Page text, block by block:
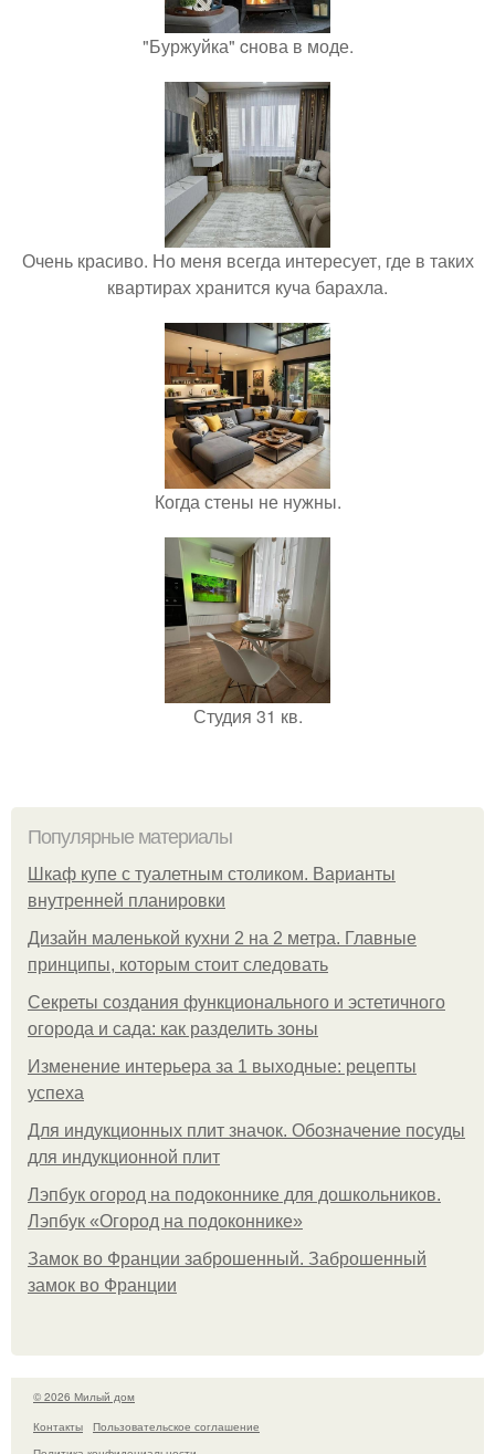
"Буржуйка" cнова в моде.
Очень красиво. Но меня всегда интересует, где в таких
квартирах хранится куча барахла.
Когда стены не нужны.
Студия 31 кв.
Популярные материалы
Шкаф купе с туалетным столиком. Варианты
внутренней планировки
Дизайн маленькой кухни 2 на 2 метра. Главные
принципы, которым стоит следовать
Секреты создания функционального и эстетичного
огорода и сада: как разделить зоны
Изменение интерьера за 1 выходные: рецепты
успеха
Для индукционных плит значок. Обозначение посуды
для индукционной плит
Лэпбук огород на подоконнике для дошкольников.
Лэпбук «Огород на подоконнике»
Замок во Франции заброшенный. Заброшенный
замок во Франции
© 2026 Милый дом
Контакты
Пользовательское соглашение